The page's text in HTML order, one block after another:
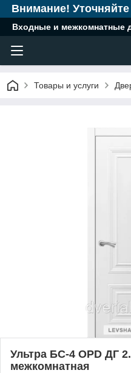
Внимание!
Входные и межкомнатные
Товары и услуги
Ультра БС-4 OPD ДГ
межкомнатная